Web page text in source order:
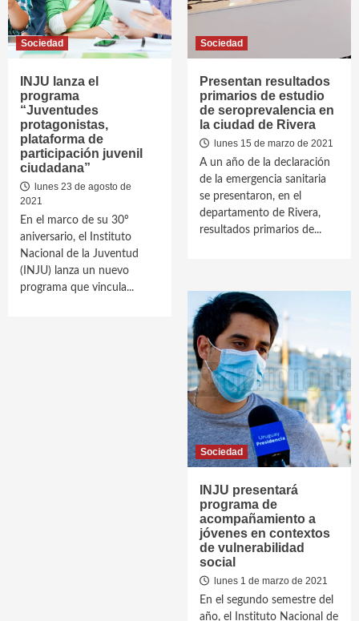
Sociedad
INJU lanza el
programa
“Juventudes
protagonistas,
plataforma de
participación juvenil
ciudadana”
lunes 23 de agosto de
2021
En el marco de su 30º
aniversario, el Instituto
Nacional de la Juventud
(INJU) lanza un nuevo
programa que vincula...
Sociedad
Presentan resultados
primarios de estudio
de seroprevalencia en
la ciudad de Rivera
lunes 15 de marzo de 2021
A un año de la declaración
de la emergencia sanitaria
se presentaron, en el
departamento de Rivera,
resultados primarios de...
Sociedad
INJU presentará
programa de
acompañamiento a
jóvenes en contextos
de vulnerabilidad
social
lunes 1 de marzo de 2021
En el segundo semestre del
año, el Instituto Nacional de